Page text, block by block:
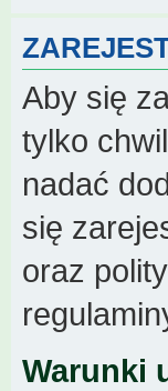
Aby się
tylko
nadać
się
oraz
Warunki